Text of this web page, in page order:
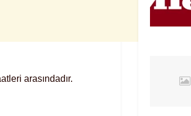
arasındadır.